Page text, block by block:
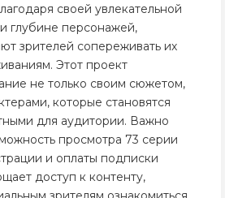
своей увлекательной
глубине персонажей,
зрителей сопереживать их
Этот проект
не только своим сюжетом,
которые становятся
для аудитории. Важно
просмотра 73 серии
и оплаты подписки
доступ к контенту,